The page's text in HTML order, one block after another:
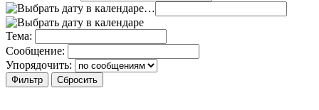
…
Тема:
Сообщение:
Упорядочить: